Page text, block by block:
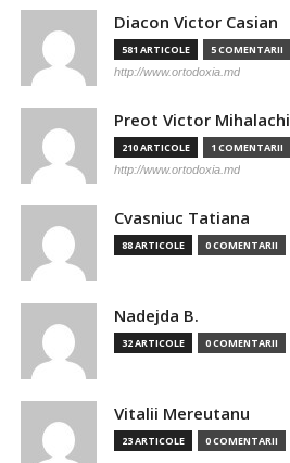
Diacon Victor Casian
581 ARTICOLE 5 COMENTARII
http://www.ortodoxia.md
Preot Victor Mihalachi
210 ARTICOLE 1 COMENTARII
http://www.ortodoxia.md
Cvasniuc Tatiana
88 ARTICOLE 0 COMENTARII
Nadejda B.
32 ARTICOLE 0 COMENTARII
Vitalii Mereutanu
23 ARTICOLE 0 COMENTARII